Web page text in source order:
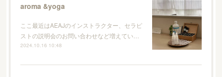
aroma &yoga
ここ最近はAEAJのインストラクター、セラピ
ストの説明会のお問い合わせなど増えてい…
2024.10.16 10:48